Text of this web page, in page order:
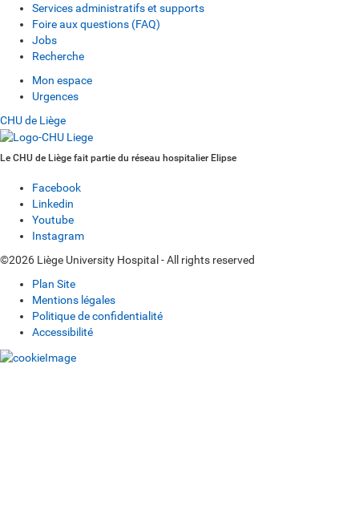
Services administratifs et supports
Foire aux questions (FAQ)
Jobs
Recherche
Mon espace
Urgences
CHU de Liège
Le CHU de Liège fait partie du réseau hospitalier Elipse
Facebook
Linkedin
Youtube
Instagram
©2026 Liège University Hospital - All rights reserved
Plan Site
Mentions légales
Politique de confidentialité
Accessibilité